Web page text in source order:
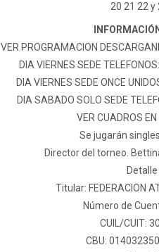
20 21 22 y
VER PROGRAMACION
DIA VIERNES SEDE
DIA VIERNES SEDE ONCE
DIA SABADO SOLO SEDE
VER CUADROS
Se jugarán
Director del torneo.
Detalle
Titular: FEDERACION
Número de
CUIL/CUIT:
CBU: